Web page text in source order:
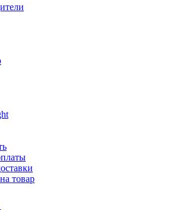
товар